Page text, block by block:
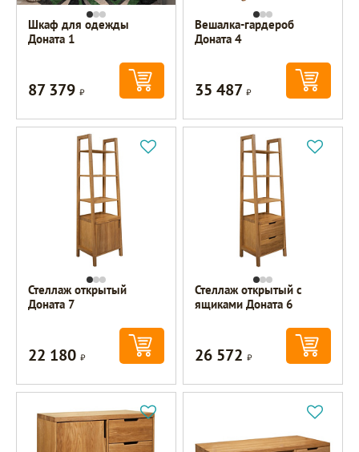
Шкаф для одежды
Доната 1
87 379Р
Вешалка-гардероб
Доната 4
35 487Р
Стеллаж открытый
Доната 7
22 180Р
Стеллаж открытый с
ящиками Доната 6
26 572Р